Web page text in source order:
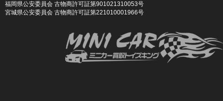
福岡県公安委員会 古物商許可証第901021310053号
宮城県公安委員会 古物商許可証第221010001966号